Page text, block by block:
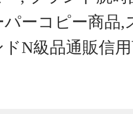
ーコピー商品
N級品通販信